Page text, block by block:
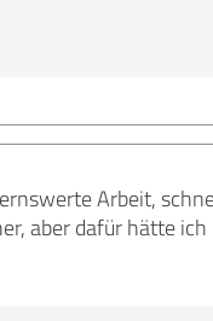
Arbeit,
aber dafür hätte